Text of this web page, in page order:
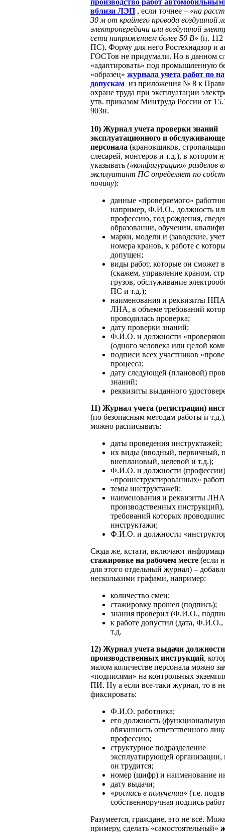
производство работ
вблизи ЛЭП , если точнее – «на
30 м от крайнего провода воздушной
электропередачи или воздушной
сети напряжением более 50 В» (п.
ПС). Форму для него Ростехнадзор и
ГОСТов не придумали. Но в данном
«адаптировать» под промышленную
«образец» журнала учета работ по
допускам из приложения № 8 к
охране труда при эксплуатации
утв. приказом Минтруда России от
903н.
10) Журнал учета проверки знаний
эксплуатационного и
персонала (крановщиков,
слесарей, монтеров и т.д.), в котором
указывать («конфигурацию» разделов
эксплуатант ПС определяет по
почину):
данные «проверяемого»
например, Ф.И.О., должность
профессию, год рождения,
образовании, обучении,
марки, модели и (заводские,
номера кранов, к работе с
допущен;
виды работ, которые он сможет
(скажем, управление краном,
грузов, обслуживание
ПС и т.д.);
наименования и реквизиты
ЛНА, в объеме требований
проводилась проверка;
дату проверки знаний;
Ф.И.О. и должности
(одного человека или целой
подписи всех участников
процесса;
дату следующей (плановой)
знаний;
реквизиты выданного
11) Журнал учета (регистрации)
(по безопасным методам работы и
можно расписывать:
даты проведения инструктажей;
их виды (вводный, первичный,
внеплановый, целевой и т.д.);
Ф.И.О. и должности (профессии)
«проинструктированных»
темы инструктажей;
наименования и реквизиты
производственных
требований которых
инструктажи;
Ф.И.О. и должности
Сюда же, кстати, включают
стажировке на рабочем месте (если
для этого отдельный журнал) –
несколькими графами, например:
количество смен;
стажировку прошел (подпись);
знания проверил (Ф.И.О.,
к работе допустил (дата,
т.д.
12) Журнал учета выдачи
производственных инструкций,
малом количестве персонала можно
«подписями» на контрольных
ПИ. Ну а если все-таки журнал, то в
фиксировать:
Ф.И.О. работника;
его должность (функциональную
обязанность ответственного
профессию;
структурное подразделение
эксплуатирующей организации,
он трудится;
номер (шифр) и наименование
дату выдачи;
«роспись в получении» (т.е.
собственноручная подпись
Разумеется, граждане, это не всё.
примеру, сделать «самостоятельный»